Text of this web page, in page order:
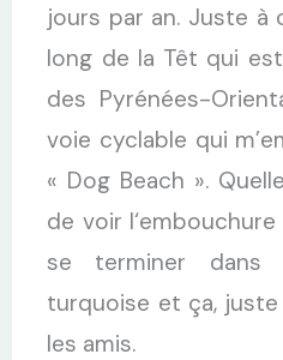
jours par an. Juste à
long de la Têt qui
des Pyrénées-
voie cyclable qui
« Dog Beach ».
de voir
se terminer dans
turquoise et ça,
les amis.